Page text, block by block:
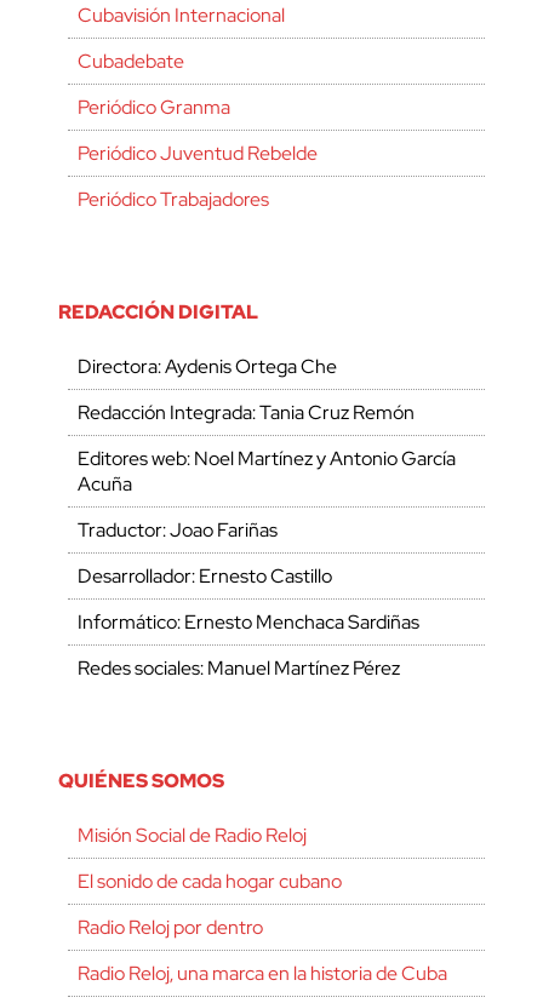
Cubavisión Internacional
Cubadebate
Periódico Granma
Periódico Juventud Rebelde
Periódico Trabajadores
REDACCIÓN DIGITAL
Directora: Aydenis Ortega Che
Redacción Integrada: Tania Cruz Remón
Editores web: Noel Martínez y Antonio García
Acuña
Traductor: Joao Fariñas
Desarrollador: Ernesto Castillo
Informático: Ernesto Menchaca Sardiñas
Redes sociales: Manuel Martínez Pérez
QUIÉNES SOMOS
Misión Social de Radio Reloj
El sonido de cada hogar cubano
Radio Reloj por dentro
Radio Reloj, una marca en la historia de Cuba